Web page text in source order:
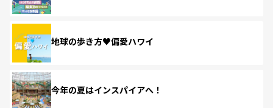
地球の歩き方♥偏愛ハワイ
今年の夏はインスパイアへ！